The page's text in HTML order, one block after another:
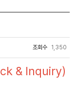
조회수 1,350
& Inquiry)